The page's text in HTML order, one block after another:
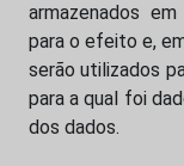
armazenados
para o efeito e,
serão utilizados
para a qual foi
dos dados.